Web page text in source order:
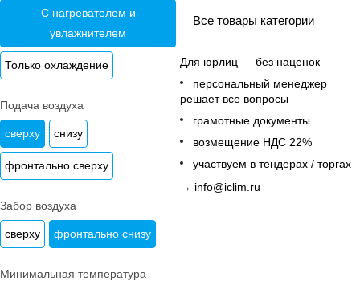
С нагревателем и
увлажнителем
Только охлаждение
Подача воздуха
сверху снизу
фронтально сверху
Забор воздуха
сверху фронтально снизу
Минимальная температура
Все товары категории
Для юрлиц — без наценок
персональный менеджер
решает все вопросы
грамотные документы
возмещение НДС 22%
участвуем в тендерах / торгах
→ info@iclim.ru